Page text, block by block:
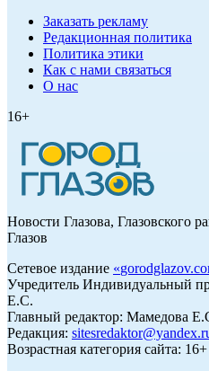
Заказать рекламу
Редакционная политика
Политика этики
Как с нами связаться
О нас
16+
Новости Глазова, Глазовского
Глазов
Сетевое издание «
Учредитель Индивидуальный
Е.С.
Главный редактор: Мамедова
Редакция:
Возрастная категория сайта: 16+